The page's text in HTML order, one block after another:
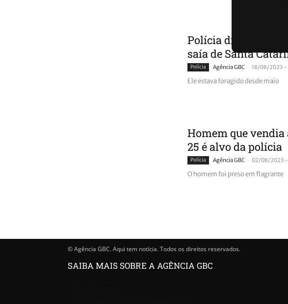
Polícia diz que
saía de Santa
Polícia Agência GBC - 18/08/2023 -
Ele estava foragido desde maio
Homem que vendia
25 é alvo da polícia
Polícia Agência GBC - 02/08/2023 -
O homem foi preso em flagrante
© Agência GBC. Aqui tem notícia. Todos os direitos reservados.
SAIBA MAIS SOBRE A AGÊNCIA GBC